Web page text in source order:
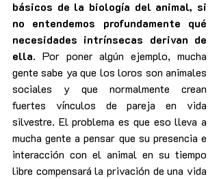
básicos de la biología del animal, si
no entendemos profundamente qué
necesidades intrínsecas derivan de
ella. Por poner algún ejemplo, mucha
gente sabe ya que los loros son animales
sociales y que normalmente crean
fuertes vínculos de pareja en vida
silvestre. El problema es que eso lleva a
mucha gente a pensar que su presencia e
interacción con el animal en su tiempo
libre compensará la privación de una vida